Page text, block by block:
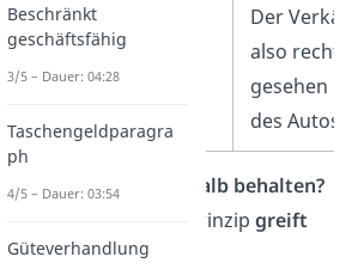
Der
also
gesehen
des Autos.
Luis das Auto deshalb behalten?
Das Abstraktionsprinzipgreift
nicht, da die
Beschränkt
geschäftsfähig
3/5 – Dauer: 04:28
Taschengeldparagra
ph
4/5 – Dauer: 03:54
Güteverhandlung